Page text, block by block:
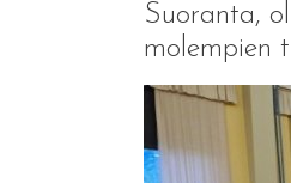
Suoranta,
molempien